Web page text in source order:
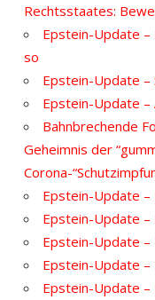
Rechtsstaates:
Epstein-Update –
so
Epstein-Update –
Epstein-Update –
Bahnbrechende
Geheimnis der
Corona-
Epstein-Update –
Epstein-Update
Epstein-Update –
Epstein-Update –
Epstein-Update